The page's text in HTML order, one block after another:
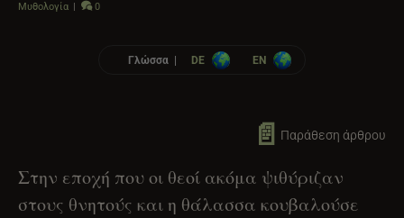
Μυθολογία
0
Γλώσσα | DE EN
📄 Παράθεση άρθρου
Στην εποχή που οι θεοί ακόμα ψιθύριζαν
στους θνητούς και η θάλασσα κουβαλούσε